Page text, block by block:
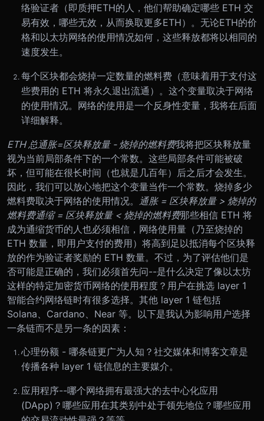
络验证者（即质押ETH的人，他们帮助确定哪些 ETH 交
易有效，哪些无效，从而换取更多ETH）。无论ETH的价
格和以太坊网络的使用情况如何，这些释放都将以相同的
速度发生。
每个区块都会烧掉一定数量的燃料费（意味着用于支付这
些费用的 ETH 将永久退出流通）。这个变量取决于网络
的使用情况。网络的使用是一个反身性变量，我将在后面
详细解释。
ETH 总通胀=区块释放量 - 烧掉的燃料费我将把区块释放量
视为当前局部条件下的一个常数。这些局部条件可能被破
坏，但可能在很长时间（也就是几百年）后之后才会发生。
因此，我们可以放心地把这个变量当作一个常数。 烧掉多少
燃料费取决于网络的使用情况。 通胀 = 区块释放量 > 烧掉的
燃料费通缩 = 区块释放量 < 烧掉的燃料费那些相信 ETH 将
成为通缩货币的人也必须相信，网络使用量（乃至烧掉的
ETH 数量，即用户支付的费用）将高到足以抵消每个区块释
放的作为验证者奖励的 ETH 数量。不过，为了评估他们是
否可能是正确的，我们必须首先问--是什么决定了像以太坊
这样的特定加密货币网络的使用程度？ 用户在挑选 layer 1
智能合约网络链时有很多选择。其他 layer 1 链包括
Solana、Cardano、Near 等。以下是我认为影响用户选择
一条链而不是另一条的因素：
心理份额 - 哪条链更广为人知？社交媒体和博客文章是
传播各种 layer 1 链信息的主要媒介。
应用程序--哪个网络拥有最强大的去中心化应用
(DApp)？哪些应用在其类别中处于领先地位？哪些应用